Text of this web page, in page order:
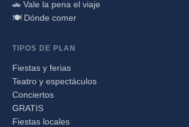
🚗 Vale la pena el viaje
🍽️ Dónde comer
TIPOS DE PLAN
Fiestas y ferias
Teatro y espectáculos
Conciertos
GRATIS
Fiestas locales